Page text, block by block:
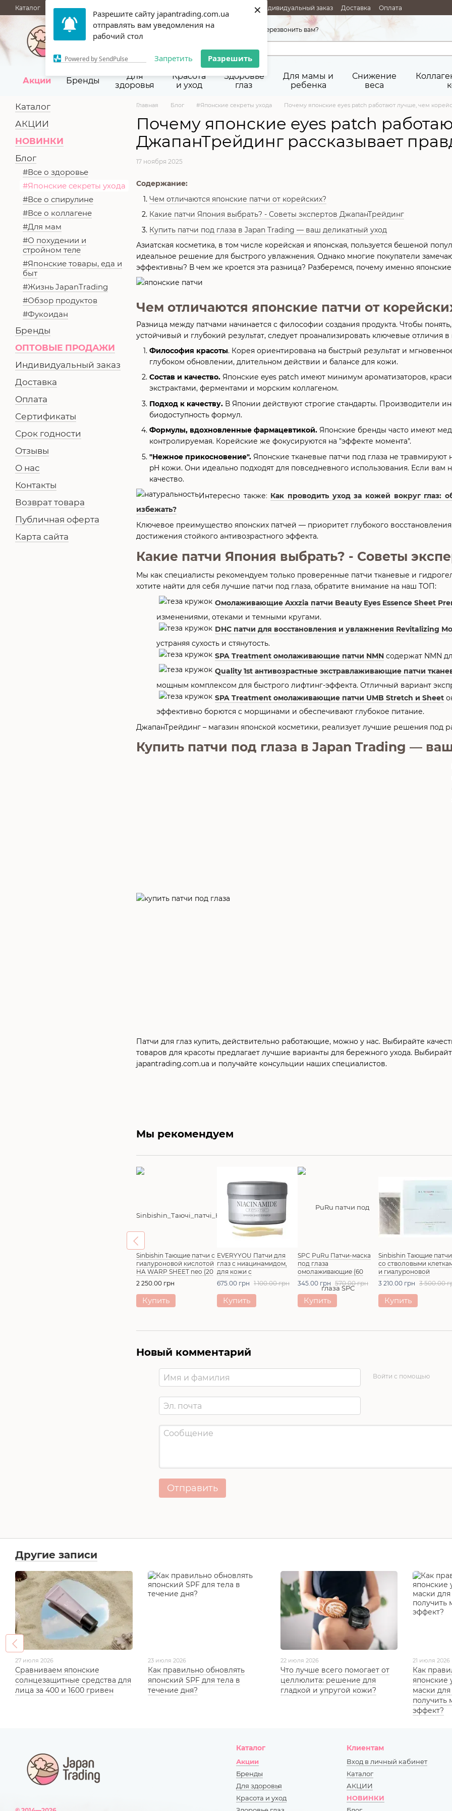
Разрешите сайту japantrading.com.ua
отправлять вам уведомления на
рабочий стол
Powered by SendPulse Запретить Разрешить
×
Перейти к основному контенту
Каталог АКЦИИ НОВИНКИ Индивидуальный заказ Доставка
Оплата
Сертификаты
Срок годности Отзывы О нас Контакты Возврат товара Публичная оферта
067 945-92-29,093 945-92-29 Перезвонить вам?
Акции Бренды
Для
здоровья
Красота
и уход
Здоровье
глаз
Для мамы и
ребенка
Снижение
веса
Главная Блог #Японские секреты ухода Почему японские eyes patch работают лучше, чем
Почему японские eyes patch
ДжапанТрейдинг рассказывает
17 ноября 2025
Содержание:
Чем отличаются японские патчи от корейских?
Какие патчи Япония выбрать? - Советы экспертов ДжапанТрейдинг
Купить патчи под глаза в Japan Trading — ваш деликатный уход
Азиатская косметика, в том числе корейская и японская, пользуется бешеной
идеальное решение для быстрого увлажнения. Однако многие покупатели
эффективны? В чем же кроется эта разница? Разберемся, почему именно
Чем отличаются японские патчи от
Разница между патчами начинается с философии создания продукта. Чтобы
устойчивый и глубокий результат, следует проанализировать ключевые отличия
Философия красоты. Корея ориентирована на быстрый результат и
глубоком обновлении, длительном действии и балансе для кожи.
Состав и качество. Японские eyes patch имеют минимум ароматизаторов,
экстрактами, ферментами и морским коллагеном.
Подход к качеству. В Японии действуют строгие стандарты. Производители
биодоступность формул.
Формулы, вдохновленные фармацевтикой. Японские бренды часто имеют
контролируемая. Корейские же фокусируются на "эффекте момента".
"Нежное прикосновение". Японские тканевые патчи под глаза не
pH кожи. Они идеально подходят для повседневного использования. Если вам
качество.
Интересно также: Как проводить уход за кожей вокруг глаз:
избежать?
Ключевое преимущество японских патчей — приоритет глубокого
достижения стойкого антивозрастного эффекта.
Какие патчи Япония выбрать? - Советы
Мы как специалисты рекомендуем только проверенные патчи тканевые и
хотите найти для себя лучшие патчи под глаза, обратите внимание на наш ТОП:
Омолаживающие Axxzia патчи Beauty Eyes Essence Sheet
изменениями, отеками и темными кругами.
DHC патчи для восстановления и увлажнения Revitalizing
устраняя сухость и стянутость.
SPA Treatment омолаживающие патчи NMN содержат NMN
Quality 1st антивозрастные экстравлаживающие патчи
мощным комплексом для быстрого лифтинг-эффекта. Отличный вариант
SPA Treatment омолаживающие патчи UMB Stretch и Sheet
эффективно борются с морщинами и обеспечивают глубокое питание.
ДжапанТрейдинг – магазин японской косметики, реализует лучшие решения под
Купить патчи под глаза в Japan Trading —
Патчи для глаз купить, действительно работающие, можно у нас. Выбирайте
товаров для красоты предлагает лучшие варианты для бережного ухода.
japantrading.com.ua и получайте консульции наших специалистов.
Мы рекомендуем
Sinbishin Тающие патчи с
гиалуроновой кислотой
HA WARP SHEET neo (20
шт/10 пар)
2 250.00 грн
Купить
EVERYYOU Патчи для
глаз с ниацинамидом,
для кожи с
пигментацией, акне,
постакне NMN
Niacinamide Seat Eye
Mask (120 шт/60 пар)
675.00 грн 1 100.00 грн
Купить
SPC PuRu Патчи-маска
под глаза
омолаживающие (60
шт/30 пар)
345.00 грн 570.00 грн
Купить
Sinbishin Тающие патчи
со стволовыми
и гиалуроновой
кислотой HA TEREPO
SHEET HSC (20 шт/10
3 210.00 грн 3 500.00
Купить
Новый комментарий
Войти с помощью
Отправить
Каталог
АКЦИИ
НОВИНКИ
Блог
#Все о здоровье
#Японские секреты ухода
#Все о спирулине
#Все о коллагене
#Для мам
#О похудении и
стройном теле
#Японские товары, еда и
быт
#Жизнь JapanTrading
#Обзор продуктов
#Фукоидан
Бренды
ОПТОВЫЕ ПРОДАЖИ
Индивидуальный заказ
Доставка
Оплата
Сертификаты
Срок годности
Отзывы
О нас
Контакты
Возврат товара
Публичная оферта
Карта сайта
Другие записи
27 июля 2026
Сравниваем японские
солнцезащитные средства для
лица за 400 и 1600 гривен
23 июля 2026
Как правильно обновлять
японский SPF для тела в
течение дня?
22 июля 2026
Что лучше всего помогает от
целлюлита: решение для
гладкой и упругой кожи?
21 июля 2026
Как
японские
маски
получить
эффект?
Каталог
Акции
Бренды
Для здоровья
Красота и уход
Клиентам
Вход в личный кабинет
Каталог
АКЦИИ
НОВИНКИ